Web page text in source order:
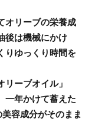
オリーブの栄養成
後は機械にかけ
りゆっくり時間を
ーブオイル」
一年かけて蓄えた
容成分がそのまま